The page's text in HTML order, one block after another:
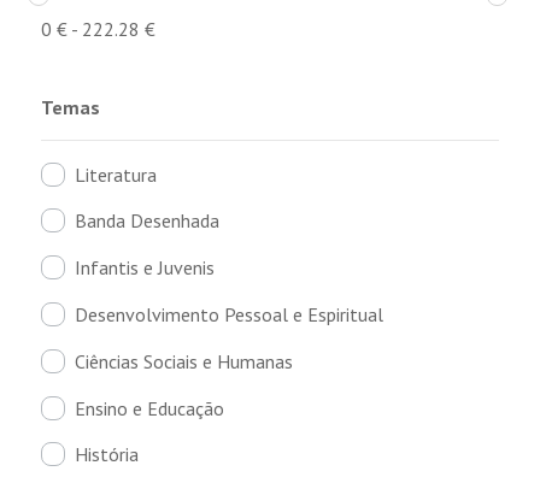
0 €- 222.28 €
Temas
Literatura
Banda Desenhada
Infantis e Juvenis
Desenvolvimento Pessoal e Espiritual
Ciências Sociais e Humanas
Ensino e Educação
História